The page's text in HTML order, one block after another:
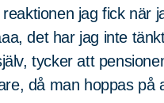
jag fick när
det har jag inte
tycker att
då man hoppas på